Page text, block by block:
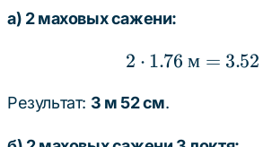
1.76
0.45
сажень}
\text{
а) 2 маховых сажени:
2
2 ⋅ 1.76 м = 3.52
Результат: 3 м 52 см.